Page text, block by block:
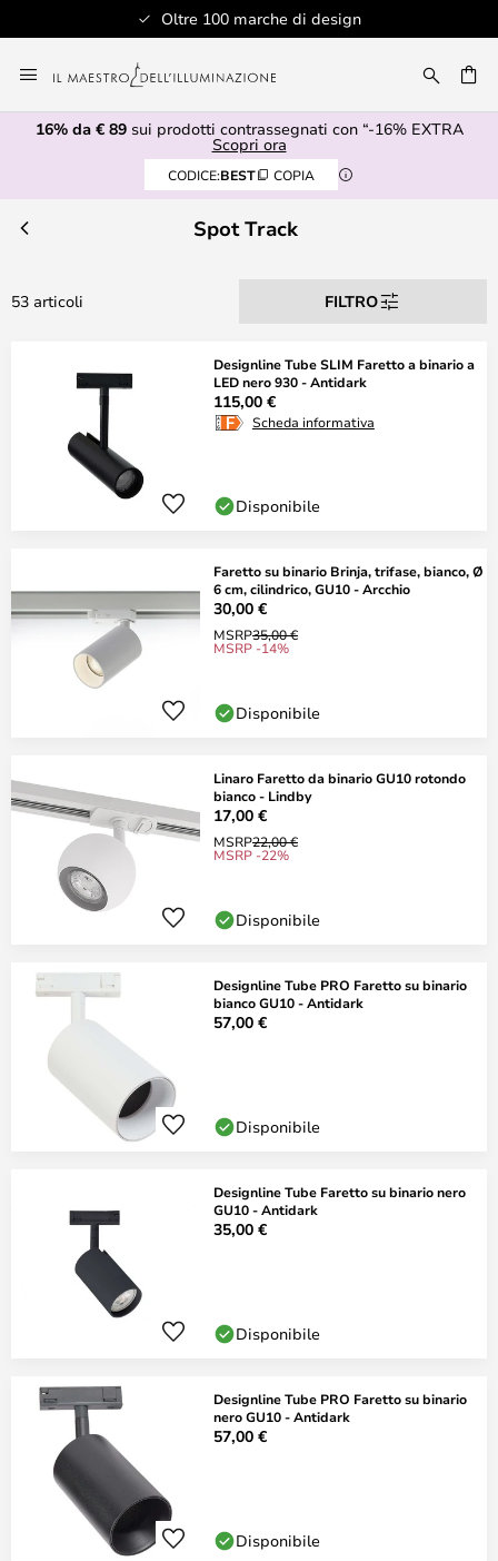
Assistenza clienti
al
contenuto
16% da € 89sui prodotti contrassegnati con “-16% EXTRA
Scopri ora
CODICE:BEST COPIA
Spot Track
53 articoli FILTRO
Designline Tube SLIM Faretto a binario a
LED nero 930 - Antidark
115,00 €
Scheda informativa
Disponibile
Faretto su binario Brinja, trifase, bianco, Ø
6 cm, cilindrico, GU10 - Arcchio
30,00 €
MSRP35,00 €
MSRP -14%
Disponibile
Linaro Faretto da binario GU10 rotondo
bianco - Lindby
17,00 €
MSRP22,00 €
MSRP -22%
Disponibile
Designline Tube PRO Faretto su binario
bianco GU10 - Antidark
57,00 €
Disponibile
Designline Tube Faretto su binario nero
GU10 - Antidark
35,00 €
Disponibile
Designline Tube PRO Faretto su binario
nero GU10 - Antidark
57,00 €
Disponibile